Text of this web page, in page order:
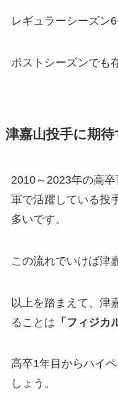
レギュラーシーズン
ポストシーズンでも
津嘉山投手に期待
2010～2023年の高
軍で活躍している投
多いです。
この流れでいけば津
以上を踏まえて、津
ることは 「フィジカ
高卒1年目からハイ
しょう。